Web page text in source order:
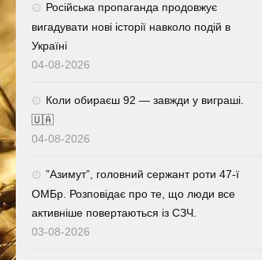
Російська пропаганда продовжує
вигадувати нові історії навколо подій в
Україні
04-08-2026
Коли обираєш 92 — завжди у виграші.
🇺🇦
04-08-2026
⁨”Азимут”, головний сержант роти 47-ї
ОМБр. Розповідає про те, що люди все
активніше повертаються із СЗЧ.
03-08-2026